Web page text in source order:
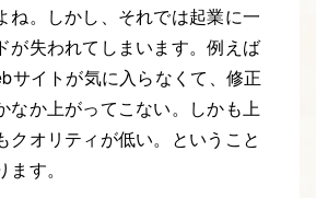
ね。しかし、それでは起業に一
が失われてしまいます。例えば
サイトが気に入らなくて、修正
なか上がってこない。しかも上
クオリティが低い。ということ
す。